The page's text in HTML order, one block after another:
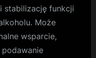
stabilizację funkcji
Może
wsparcie,